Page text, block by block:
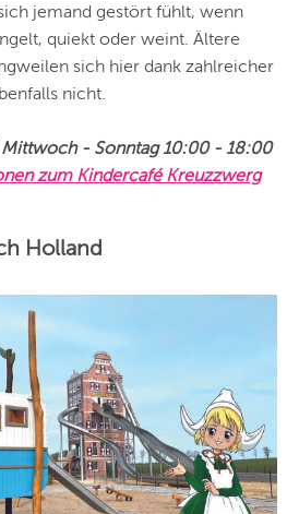
jemand gestört fühlt, wenn
quiekt oder weint. Ältere
sich hier dank zahlreicher
nicht.
- Sonntag 10:00 - 18:00
zum Kindercafé Kreuzzwerg
Holland